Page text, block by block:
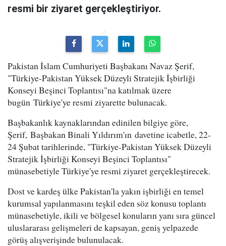
resmi bir ziyaret gerçekleştiriyor.
Pakistan İslam Cumhuriyeti Başbakanı Navaz Şerif,
"Türkiye-Pakistan Yüksek Düzeyli Stratejik İşbirliği
Konseyi Beşinci Toplantısı"na katılmak üzere
bugün Türkiye'ye resmi ziyarette bulunacak.
Başbakanlık kaynaklarından edinilen bilgiye göre,
Şerif, Başbakan Binali Yıldırım'ın davetine icabetle, 22-
24 Şubat tarihlerinde, "Türkiye-Pakistan Yüksek Düzeyli
Stratejik İşbirliği Konseyi Beşinci Toplantısı"
münasebetiyle Türkiye'ye resmi ziyaret gerçekleştirecek.
Dost ve kardeş ülke Pakistan'la yakın işbirliği en temel
kurumsal yapılanmasını teşkil eden söz konusu toplantı
münasebetiyle, ikili ve bölgesel konuların yanı sıra güncel
uluslararası gelişmeleri de kapsayan, geniş yelpazede
görüş alışverişinde bulunulacak.